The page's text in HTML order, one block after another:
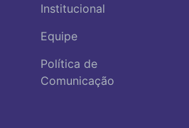
Institucional
Equipe
Política de
Comunicação